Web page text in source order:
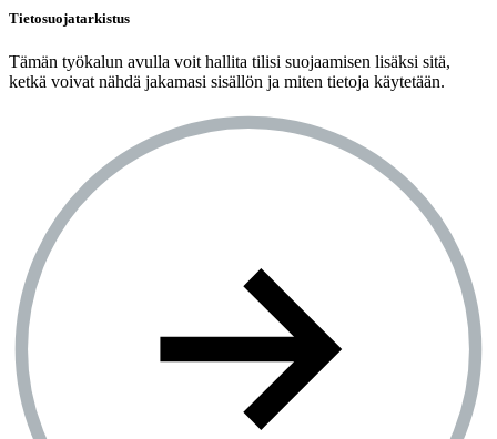
Tietosuojatarkistus
Tämän työkalun avulla voit hallita tilisi suojaamisen lisäksi sitä,
ketkä voivat nähdä jakamasi sisällön ja miten tietoja käytetään.